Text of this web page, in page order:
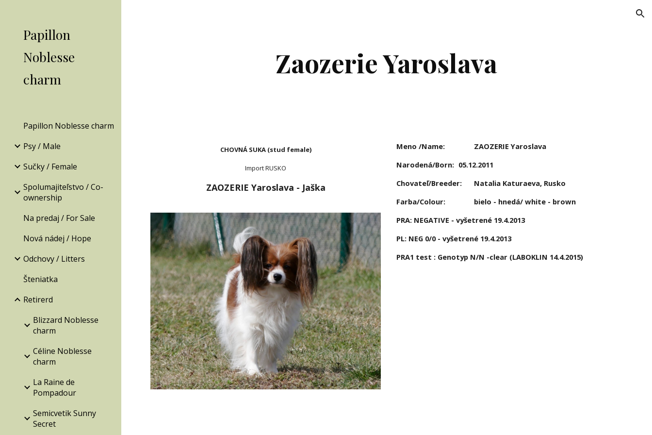
Papillon
Noblesse
charm
Papillon Noblesse charm
Psy / Male
Sučky / Female
Spolumajiteľstvo / Co-
ownership
Na predaj / For Sale
Nová nádej / Hope
Odchovy / Litters
Šteniatka
Retirerd
Blizzard Noblesse
charm
Céline Noblesse
charm
La Raine de
Pompadour
Semicvetik Sunny
Secret
Zaozerie Yaroslava
CHOVNÁ SUKA (stud female)
Import RUSKO
ZAOZERIE Yaroslava - Jaška
Meno /Name:
ZAOZERIE Yaroslava
Narodená/Born: 05.12.2011
Chovateľ/Breeder:
Natalia Katuraeva, Rusko
Farba/Colour:
bielo - hnedá/ white - brown
PRA: NEGATIVE - vyšetrené 19.4.2013
PL: NEG 0/0 - vyšetrené 19.4.2013
PRA1 test : Genotyp N/N -clear (LABOKLIN 14.4.2015)